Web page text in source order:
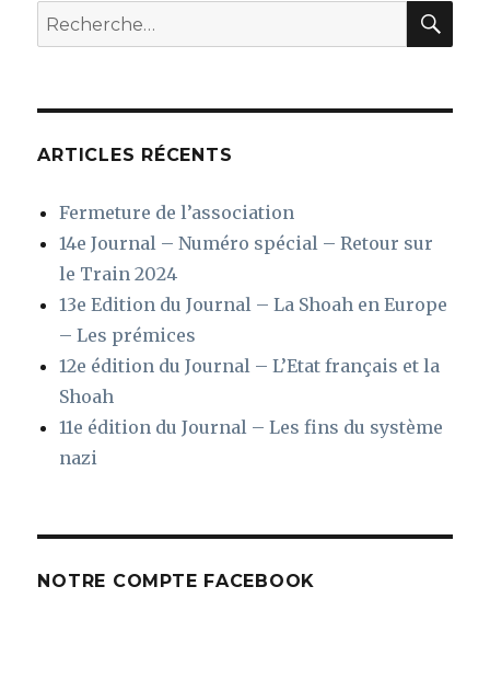
Recherche
pour
ARTICLES RÉCENTS
Fermeture de l’association
14e Journal – Numéro spécial – Retour sur
le Train 2024
13e Edition du Journal – La Shoah en Europe
– Les prémices
12e édition du Journal – L’Etat français et la
Shoah
11e édition du Journal – Les fins du système
nazi
NOTRE COMPTE FACEBOOK